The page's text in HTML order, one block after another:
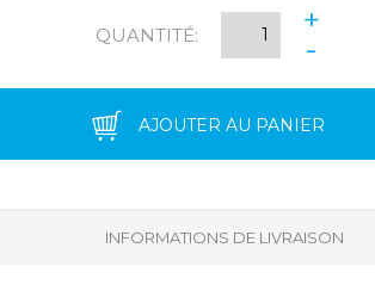
QUANTITÉ:
+
-
AJOUTER AU PANIER
INFORMATIONS DE LIVRAISON